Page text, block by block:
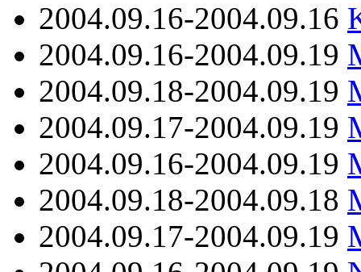
2004.09.16-2004.09.16
2004.09.16-2004.09.19
2004.09.18-2004.09.19
2004.09.17-2004.09.19
2004.09.16-2004.09.19
2004.09.18-2004.09.18
2004.09.17-2004.09.19